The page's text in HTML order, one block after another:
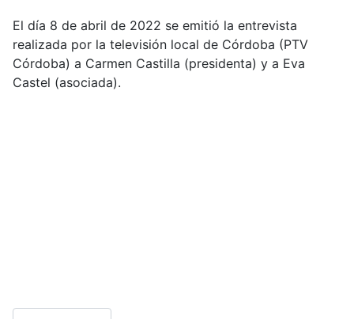
El día 8 de abril de 2022 se emitió la entrevista
realizada por la televisión local de Córdoba (PTV
Córdoba) a Carmen Castilla (presidenta) y a Eva
Castel (asociada).